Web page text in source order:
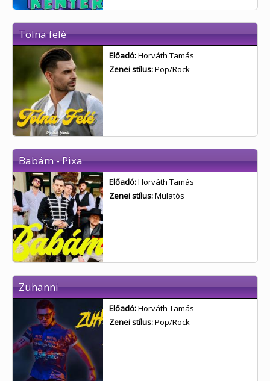
Tolna felé
Előadó:Horváth Tamás
Zenei stílus:Pop/Rock
Babám - Pixa
Előadó:Horváth Tamás
Zenei stílus:Mulatós
Zuhanni
Előadó:Horváth Tamás
Zenei stílus:Pop/Rock